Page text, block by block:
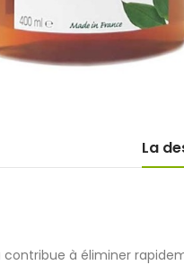
La
à éliminer